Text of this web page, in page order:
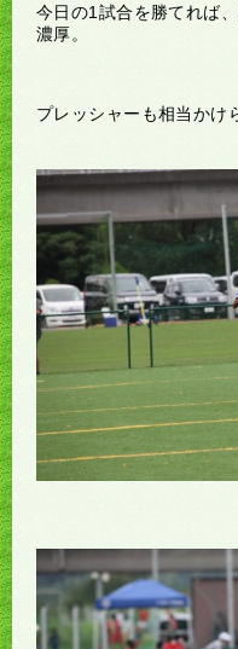
今日の1試合を勝てれば
濃厚。
プレッシャーも相当かけ